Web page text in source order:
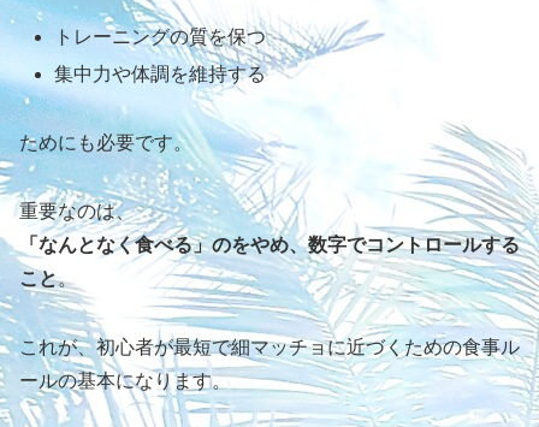
トレーニングの質を保つ
集中力や体調を維持する
ためにも必要です。
重要なのは、
「なんとなく食べる」のをやめ、数字でコントロールする
こと。
これが、初心者が最短で細マッチョに近づくための食事ル
ールの基本になります。